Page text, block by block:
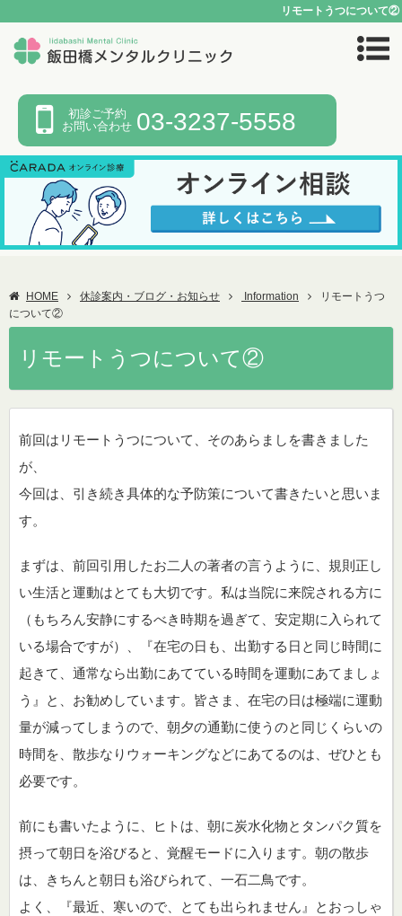
リモートうつについて②
初診ご予約
お問い合わせ 03-3237-5558
HOME 休診案内・ブログ・お知らせ Information
リモートうつ
について②
リモートうつについて②
前回はリモートうつについて、そのあらましを書きました
が、
今回は、引き続き具体的な予防策について書きたいと思いま
す。
まずは、前回引用したお二人の著者の言うように、規則正し
い生活と運動はとても大切です。私は当院に来院される方に
（もちろん安静にするべき時期を過ぎて、安定期に入られて
いる場合ですが）、『在宅の日も、出勤する日と同じ時間に
起きて、通常なら出勤にあてている時間を運動にあてましょ
う』と、お勧めしています。皆さま、在宅の日は極端に運動
量が減ってしまうので、朝夕の通勤に使うのと同じくらいの
時間を、散歩なりウォーキングなどにあてるのは、ぜひとも
必要です。
前にも書いたように、ヒトは、朝に炭水化物とタンパク質を
摂って朝日を浴びると、覚醒モードに入ります。朝の散歩
は、きちんと朝日も浴びられて、一石二鳥です。
よく、『最近、寒いので、とても出られません』とおっしゃ